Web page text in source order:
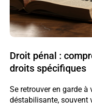
Droit pénal :
droits spécifiques
Se retrouver en garde à
déstabilisante, souvent